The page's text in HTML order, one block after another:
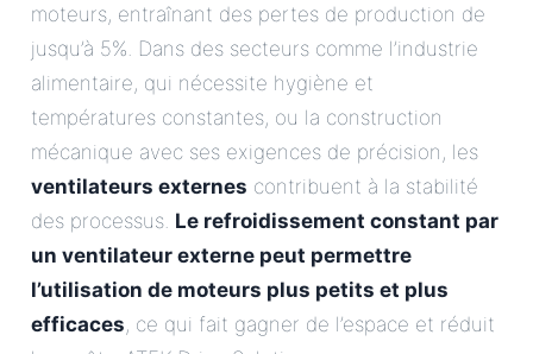
moteurs, entraînant des pertes de production de
jusqu’à 5%. Dans des secteurs comme l’industrie
alimentaire, qui nécessite hygiène et
températures constantes, ou la construction
mécanique avec ses exigences de précision, les
ventilateurs externes contribuent à la stabilité
des processus. Le refroidissement constant par
un ventilateur externe peut permettre
l’utilisation de moteurs plus petits et plus
efficaces, ce qui fait gagner de l’espace et réduit